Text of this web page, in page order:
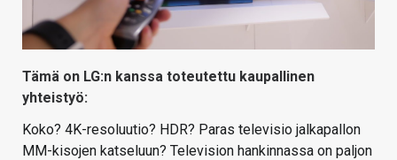
HAKU
Tämä on LG:n kanssa toteutettu kaupallinen
yhteistyö:
Koko? 4K-resoluutio? HDR? Paras televisio jalkapallon
MM-kisojen katseluun? Television hankinnassa on paljon